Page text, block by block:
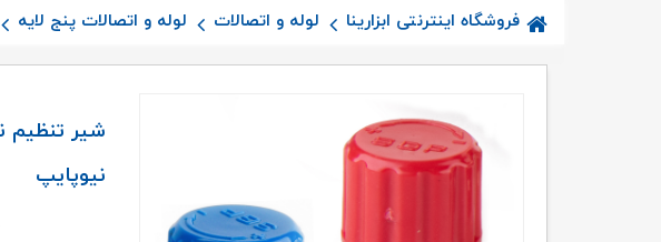
فروشگاه اینترنتی ابزارینا لوله و اتصالات لوله و اتصالات پنج لایه
نیوپایپ